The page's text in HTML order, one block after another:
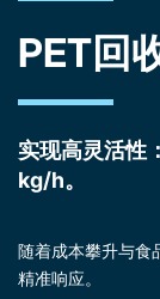
PET回
实现高灵活性
kg/h。
随着成本攀升与食
精准响应。